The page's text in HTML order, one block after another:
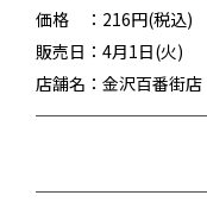
価格 ：216円(税込)
販売日：4月1日(火)
店舗名：金沢百番街店